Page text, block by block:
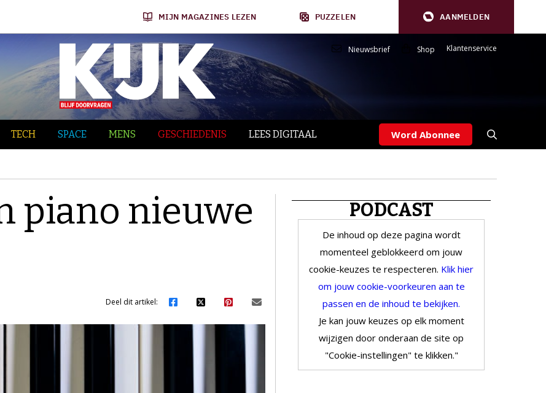
MIJN MAGAZINES LEZEN PUZZELEN AANMELDEN
Nieuwsbrief Shop Klantenservice
TECH SPACE MENS GESCHIEDENIS LEES DIGITAAL Word Abonnee
piano nieuwe
Deel dit artikel:
PODCAST
De inhoud op deze pagina wordt
momenteel geblokkeerd om jouw
cookie-keuzes te respecteren. Klik hier
om jouw cookie-voorkeuren aan te
passen en de inhoud te bekijken.
Je kan jouw keuzes op elk moment
wijzigen door onderaan de site op
"Cookie-instellingen" te klikken."